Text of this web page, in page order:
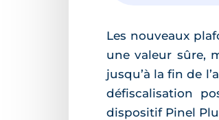
Les nouveaux
une valeur sûre,
jusqu’à la fin de
défiscalisation
dispositif Pinel